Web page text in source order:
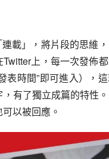
載」，將片段的思維
上，每一次發佈
表時間”即可進入），
有了獨立成篇的特性
以被回應。